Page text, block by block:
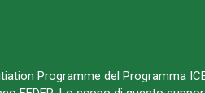
Programme del Programma